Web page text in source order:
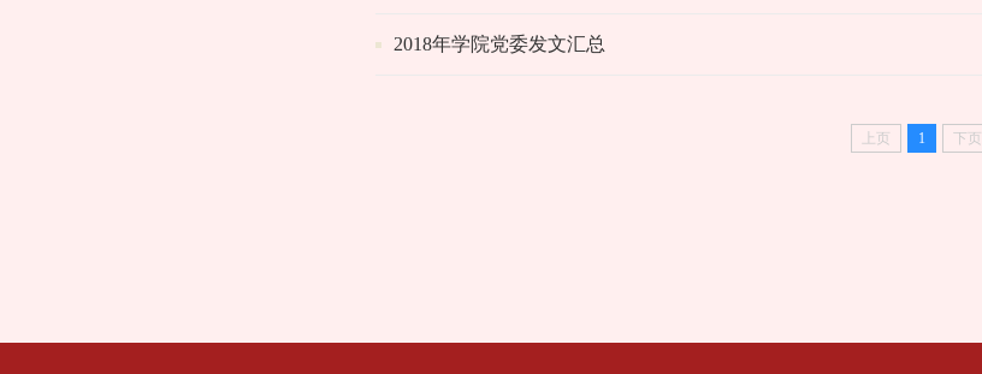
2018年学院党委发文汇总
上页 1 下页